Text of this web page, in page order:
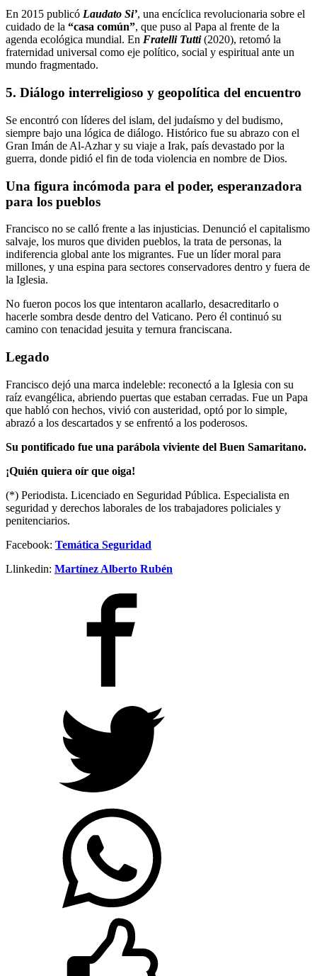
En 2015 publicó Laudato Si’, una encíclica revolucionaria sobre el
cuidado de la “casa común”, que puso al Papa al frente de la
agenda ecológica mundial. En Fratelli Tutti(2020), retomó la
fraternidad universal como eje político, social y espiritual ante un
mundo fragmentado.
5. Diálogo interreligioso y geopolítica del encuentro
Se encontró con líderes del islam, del judaísmo y del budismo,
siempre bajo una lógica de diálogo. Histórico fue su abrazo con el
Gran Imán de Al-Azhar y su viaje a Irak, país devastado por la
guerra, donde pidió el fin de toda violencia en nombre de Dios.
Una figura incómoda para el poder, esperanzadora
para los pueblos
Francisco no se calló frente a las injusticias. Denunció el capitalismo
salvaje, los muros que dividen pueblos, la trata de personas, la
indiferencia global ante los migrantes. Fue un líder moral para
millones, y una espina para sectores conservadores dentro y fuera de
la Iglesia.
No fueron pocos los que intentaron acallarlo, desacreditarlo o
hacerle sombra desde dentro del Vaticano. Pero él continuó su
camino con tenacidad jesuita y ternura franciscana.
Legado
Francisco dejó una marca indeleble: reconectó a la Iglesia con su
raíz evangélica, abriendo puertas que estaban cerradas. Fue un Papa
que habló con hechos, vivió con austeridad, optó por lo simple,
abrazó a los descartados y se enfrentó a los poderosos.
Su pontificado fue una parábola viviente del Buen Samaritano.
¡Quién quiera oír que oiga!
(*) Periodista. Licenciado en Seguridad Pública. Especialista en
seguridad y derechos laborales de los trabajadores policiales y
penitenciarios.
Facebook: Temática Seguridad
Llinkedin: Martínez Alberto Rubén